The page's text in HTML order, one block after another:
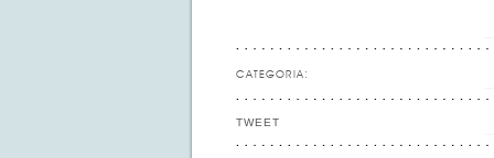
CATEGORIA:
TWEET